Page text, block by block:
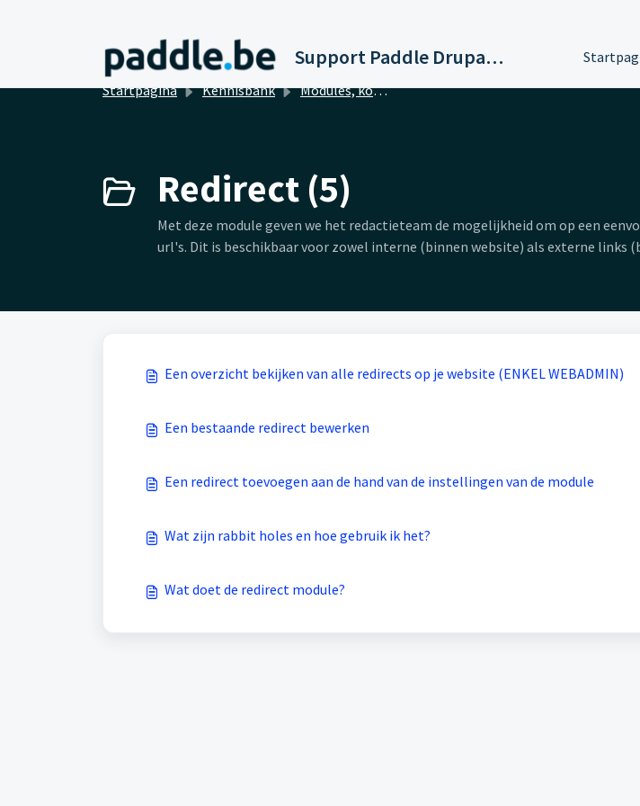
Support Paddle Drupal 11
Startpagina
Kennisbank Modules, koppelingen en integraties
Redirect (5)
Met deze module geven we het redactieteam de mogelijkheid om op een
url's. Dit is beschikbaar voor zowel interne (binnen website) als externe links
Een overzicht bekijken van alle redirects op je website (ENKEL WEBADMIN)
Een bestaande redirect bewerken
Een redirect toevoegen aan de hand van de instellingen van de module
Wat zijn rabbit holes en hoe gebruik ik het?
Wat doet de redirect module?